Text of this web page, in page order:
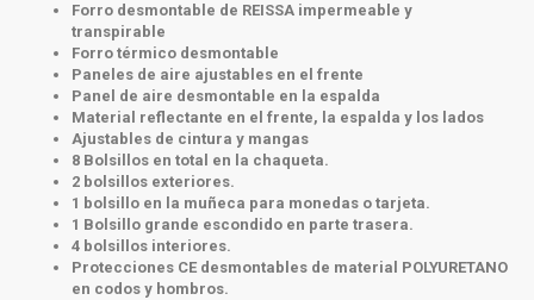
Forro desmontable de REISSA impermeable y
transpirable
Forro térmico desmontable
Paneles de aire ajustables en el frente
Panel de aire desmontable en la espalda
Material reflectante en el frente, la espalda y los lados
Ajustables de cintura y mangas
8 Bolsillos en total en la chaqueta.
2 bolsillos exteriores.
1 bolsillo en la muñeca para monedas o tarjeta.
1 Bolsillo grande escondido en parte trasera.
4 bolsillos interiores.
Protecciones CE desmontables de material POLYURETANO
en codos y hombros.